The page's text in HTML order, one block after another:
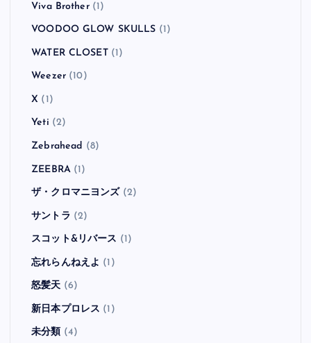
Viva Brother(1)
VOODOO GLOW SKULLS (1)
WATER CLOSET(1)
Weezer(10)
X (1)
Yeti (2)
Zebrahead (8)
ZEEBRA(1)
ザ・クロマニヨンズ (2)
サントラ (2)
スコット&リバース (1)
忘れらんねえよ (1)
怒髪天 (6)
新日本プロレス (1)
未分類 (4)